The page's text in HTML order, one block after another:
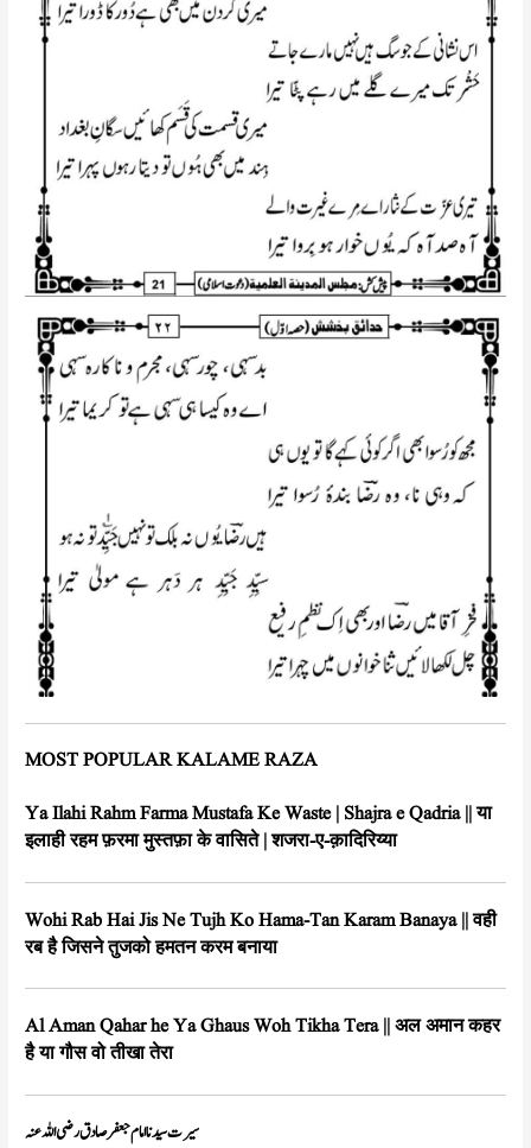
MOST POPULAR KALAME RAZA
Ya Ilahi Rahm Farma Mustafa Ke Waste | Shajra e Qadria || या
इलाही रहम फ़रमा मुस्तफ़ा के वासिते | शजरा-ए-क़ादिरिय्या
Wohi Rab Hai Jis Ne Tujh Ko Hama-Tan Karam Banaya || वही
रब है जिसने तुजको हमतन करम बनाया
Al Aman Qahar he Ya Ghaus Woh Tikha Tera || अल अमान कहर
है या गौस वो तीखा तेरा
سیرت سیدنا امام جعفر صادق رضی اللہ عنہ